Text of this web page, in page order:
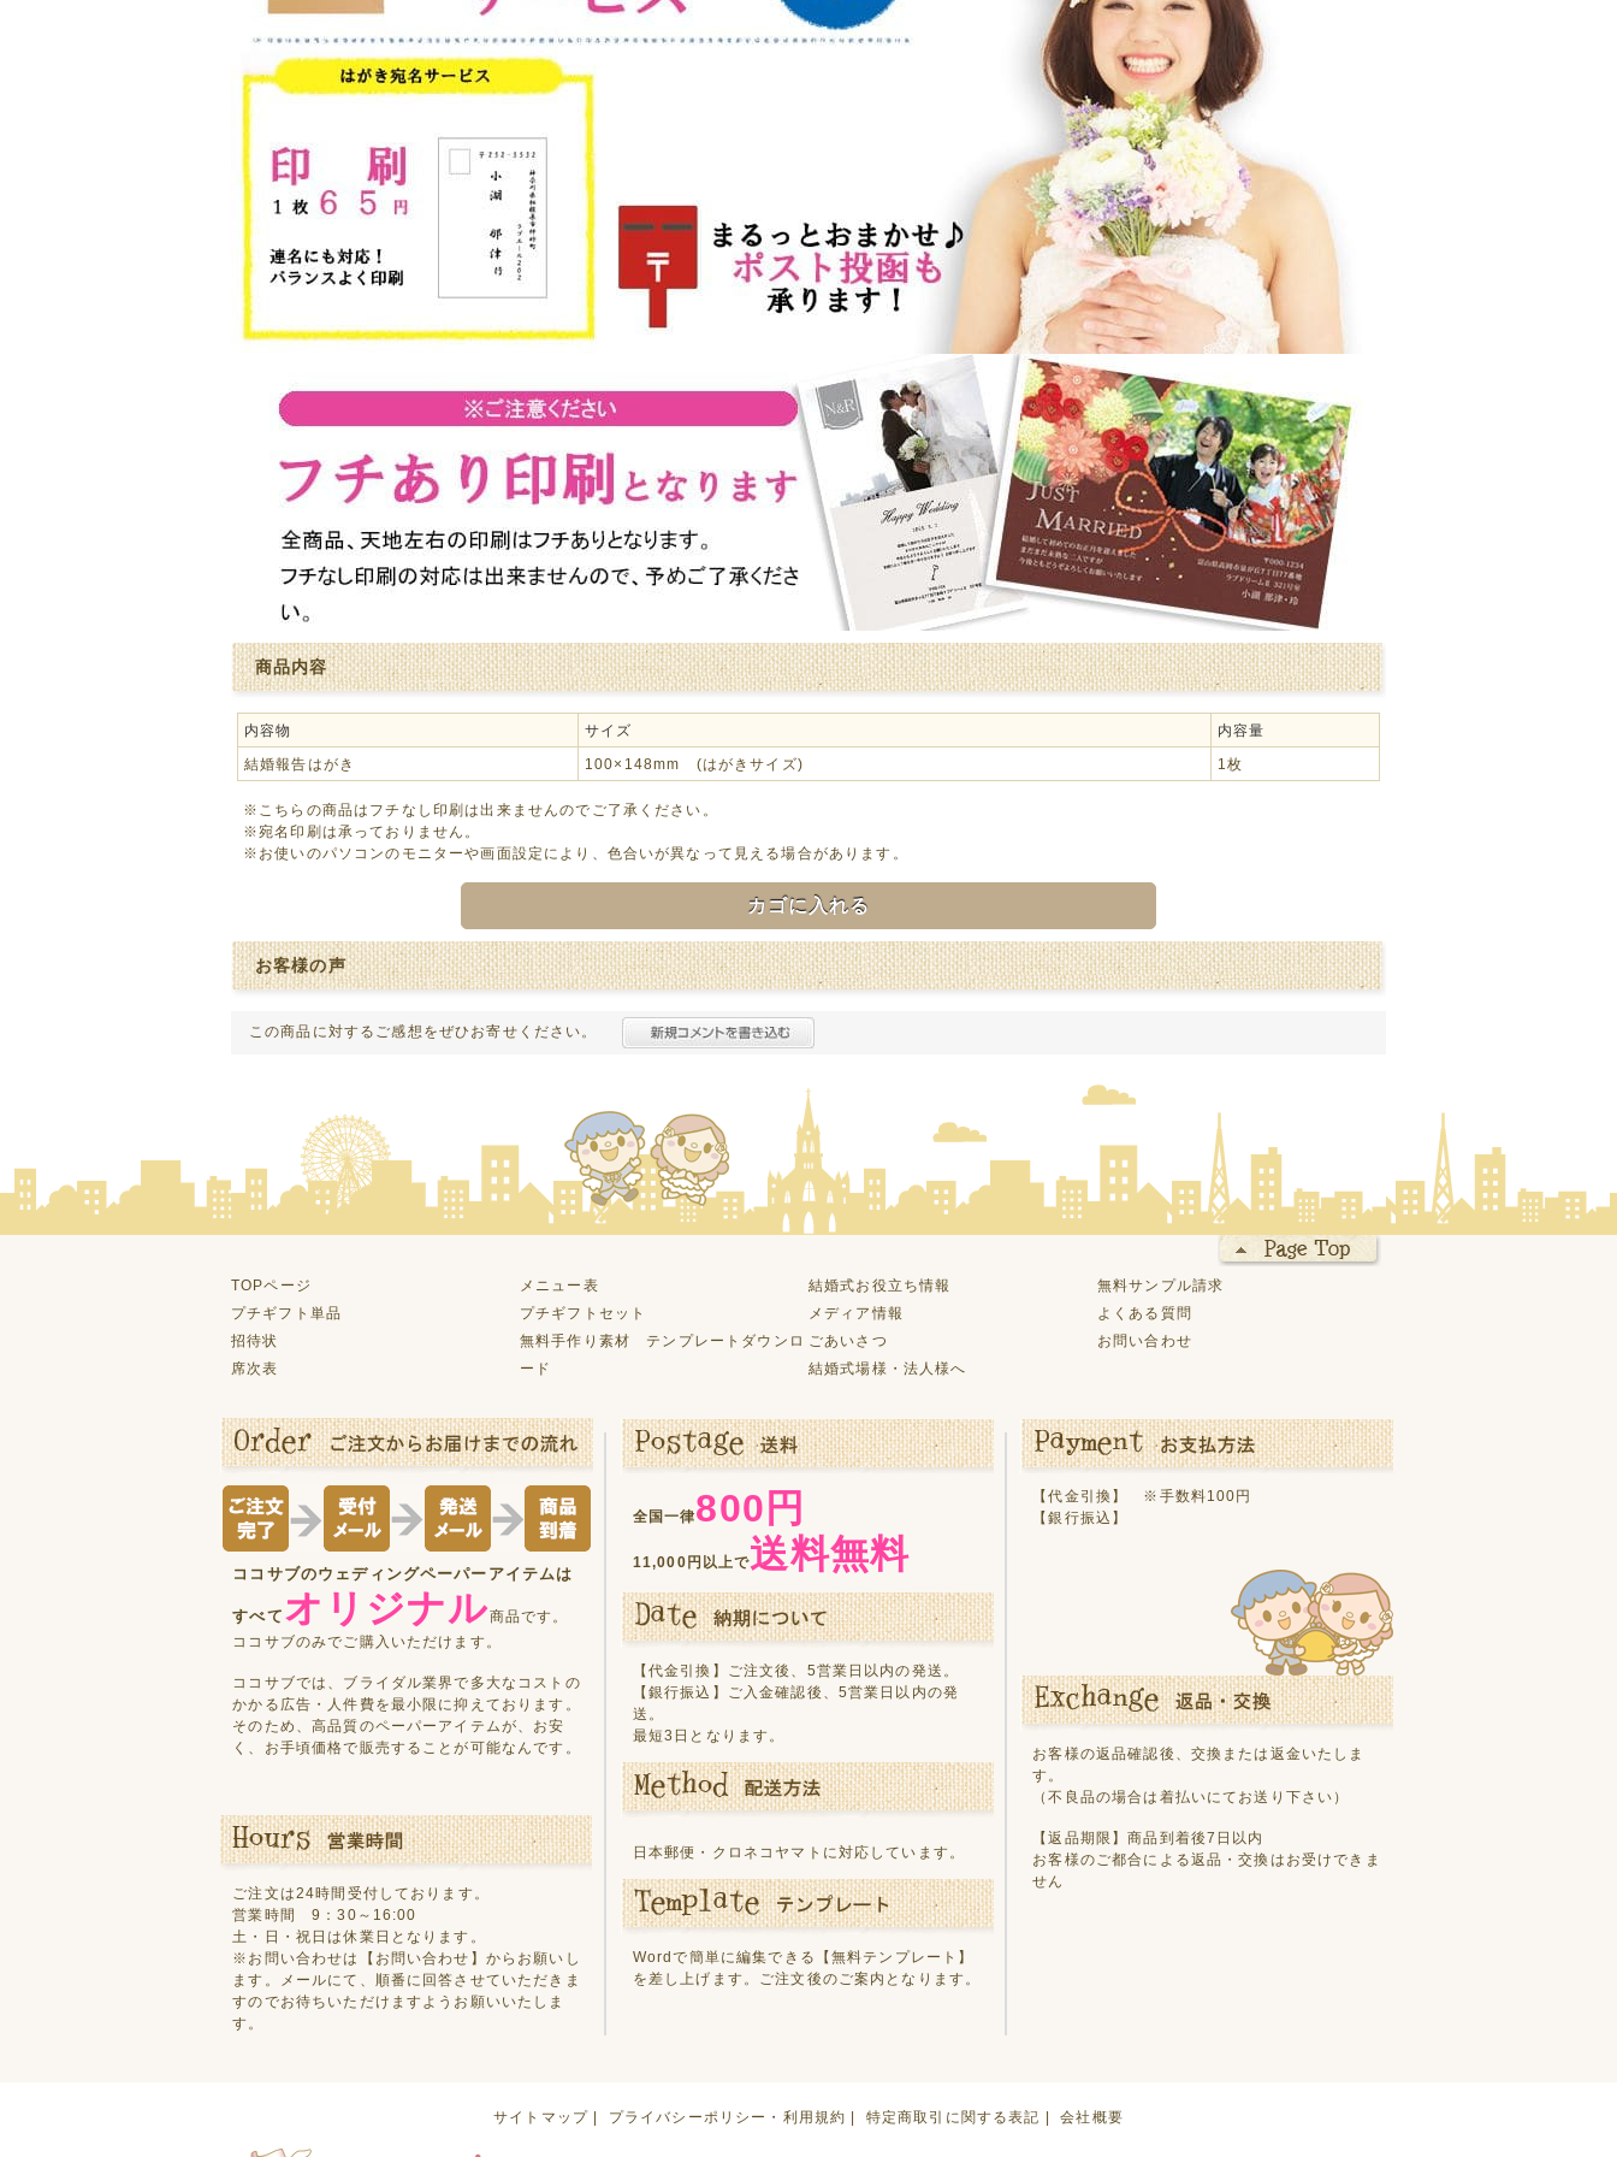
商品内容
内容物 サイズ 内容量
結婚報告はがき 100×148mm (はがきサイズ) 1枚
※こちらの商品はフチなし印刷は出来ませんのでご了承ください。
※宛名印刷は承っておりません。
※お使いのパソコンのモニターや画面設定により、色合いが異なって見える場合があります。
カゴに入れる
お客様の声
この商品に対するご感想をぜひお寄せください。
TOPページ
プチギフト単品
招待状
席次表
メニュー表
プチギフトセット
無料手作り素材 テンプレートダウンロ
ード
結婚式お役立ち情報
メディア情報
ごあいさつ
結婚式場様・法人様へ
無料サンプル請求
よくある質問
お問い合わせ
ココサブのウェディングペーパーアイテムは
すべて オリジナル商品です。
ココサブのみでご購入いただけます。
ココサブでは、ブライダル業界で多大なコストの
かかる広告・人件費を最小限に抑えております。
そのため、高品質のペーパーアイテムが、お安
く、お手頃価格で販売することが可能なんです。
ご注文は24時間受付しております。
営業時間 9：30～16:00
土・日・祝日は休業日となります。
※お問い合わせは
【お問い合わせ】 からお願いし
ます。メールにて、順番に回答させていただきま
すのでお待ちいただけますようお願いいたしま
す。
全国一律800円
11,000円以上で送料無料
【代金引換】ご注文後、5営業日以内の発送。
【銀行振込】ご入金確認後、5営業日以内の発
送。
最短3日となります。
日本郵便・クロネコヤマトに対応しています。
Wordで簡単に編集できる
【無料テンプレート】
を差し上げます。ご注文後のご案内となります。
【代金引換】 ※手数料100円
【銀行振込】
お客様の返品確認後、交換または返金いたしま
す。
（不良品の場合は着払いにてお送り下さい）
【返品期限】商品到着後7日以内
お客様のご都合による返品・交換はお受けできま
せん
サイトマップ | プライバシーポリシー・利用規約 | 特定商取引に関する表記 |会社概要